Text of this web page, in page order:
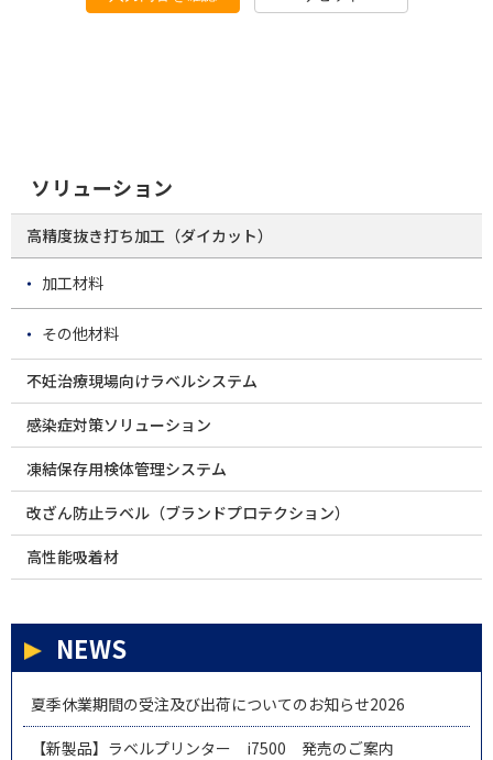
ソリューション
高精度抜き打ち加工（ダイカット）
加工材料
その他材料
不妊治療現場向けラベルシステム
感染症対策ソリューション
凍結保存用検体管理システム
改ざん防止ラベル（ブランドプロテクション）
高性能吸着材
NEWS
夏季休業期間の受注及び出荷についてのお知らせ2026
【新製品】ラベルプリンター i7500 発売のご案内